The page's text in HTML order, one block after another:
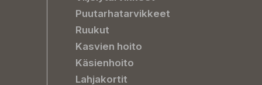
Puutarhatarvikkeet
Ruukut
Kasvien hoito
Käsienhoito
Lahjakortit